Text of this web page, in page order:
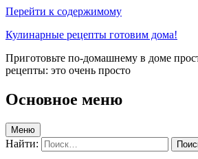
Перейти к содержимому
Кулинарные рецепты готовим дома!
Приготовьте по-домашнему в доме
рецепты: это очень просто
Основное меню
Меню
Найти: